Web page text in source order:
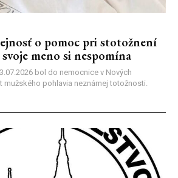
o pomoc pri stotožnení
meno si nespomína
bol do nemocnice v Nových
mužského pohlavia neznámej totožnosti.